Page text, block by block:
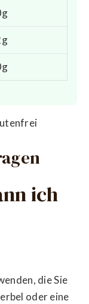
ich
die Sie
oder eine